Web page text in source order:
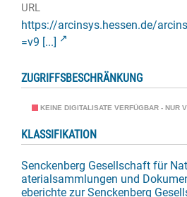
URL
https://arcinsys.hessen.de/
=v9 [...]
ZUGRIFFSBESCHRÄNKUNG
KEINE DIGITALISATE VERFÜGBAR - NUR
KLASSIFIKATION
Senckenberg Gesellschaft für
aterialsammlungen und
eberichte zur Senckenberg